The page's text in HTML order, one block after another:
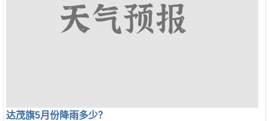
达茂旗5月份降雨多少？